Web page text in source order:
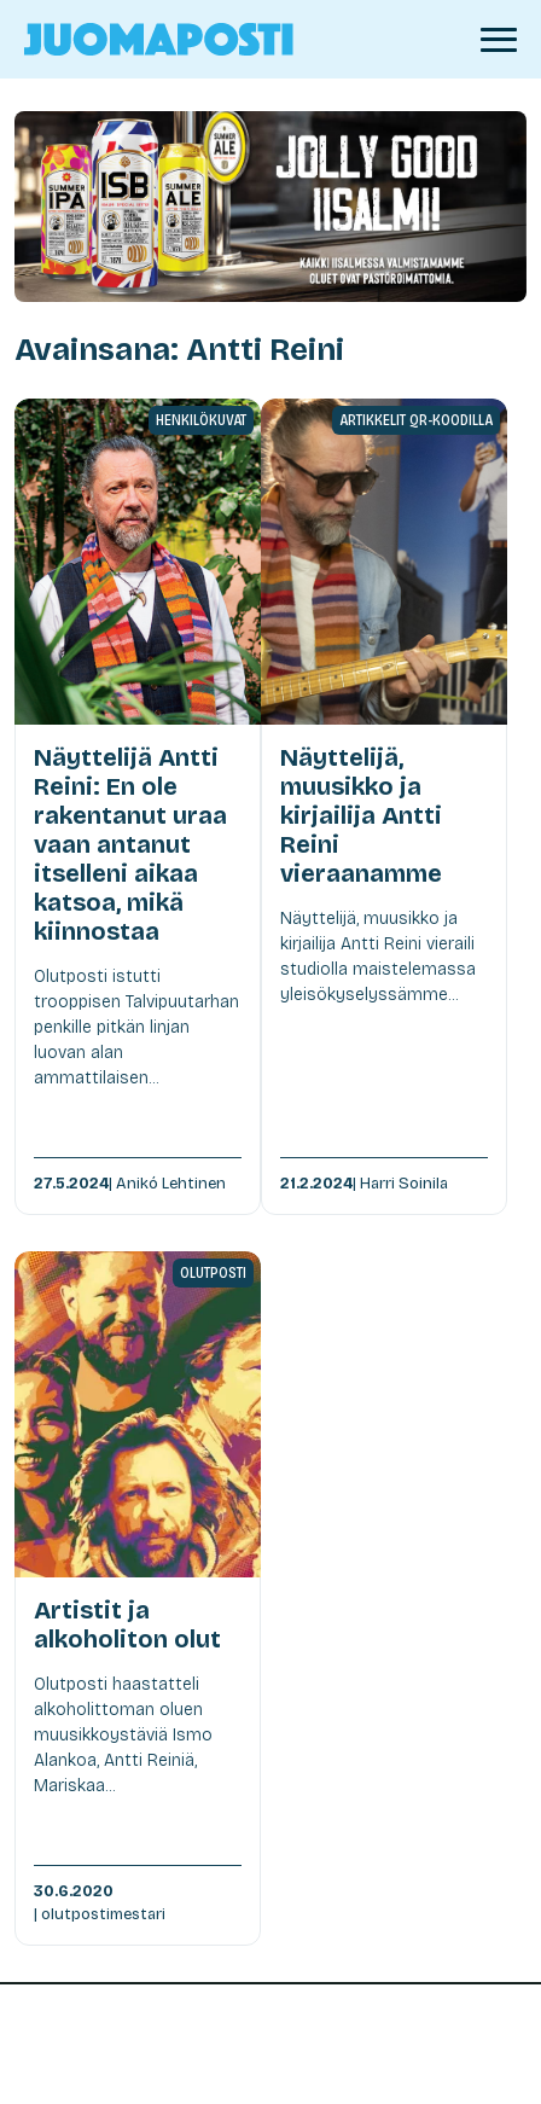
Avainsana: Antti Reini
HENKILÖKUVAT
Näyttelijä Antti
Reini: En ole
rakentanut uraa
vaan antanut
itselleni aikaa
katsoa, mikä
kiinnostaa
Olutposti istutti
trooppisen Talvipuutarhan
penkille pitkän linjan
luovan alan
ammattilaisen...
27.5.2024| Anikó Lehtinen
ARTIKKELIT QR-KOODILLA
Näyttelijä,
muusikko ja
kirjailija Antti
Reini
vieraanamme
Näyttelijä, muusikko ja
kirjailija Antti Reini vieraili
studiolla maistelemassa
yleisökyselyssämme...
21.2.2024| Harri Soinila
OLUTPOSTI
Artistit ja
alkoholiton olut
Olutposti haastatteli
alkoholittoman oluen
muusikkoystäviä Ismo
Alankoa, Antti Reiniä,
Mariskaa...
30.6.2020
| olutpostimestari